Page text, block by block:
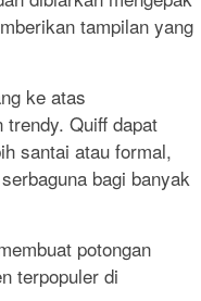
tampilan yang
ke atas
trendy. Quiff dapat
santai atau formal,
bagi banyak
potongan
terpopuler di